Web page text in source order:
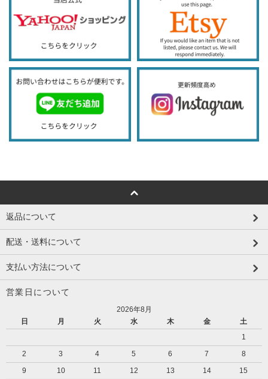
返品について
配送・送料について
支払い方法について
営業日について
2026年8月
日
月 火 水 木 金
土
1
2
3 4 5 6 7
8
9
10 11 12 13 14
15